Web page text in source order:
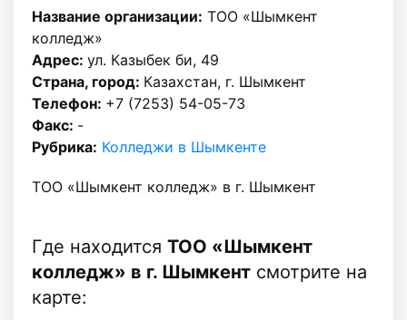
Название организации: ТОО «Шымкент
колледж»
Адрес: ул. Казыбек би, 49
Страна, город: Казахстан, г. Шымкент
Телефон: +7 (7253) 54-05-73
Факс: -
Рубрика: Колледжи в Шымкенте
ТОО «Шымкент колледж» в г. Шымкент
Где находится ТОО «Шымкент
колледж» в г. Шымкент смотрите на
карте: